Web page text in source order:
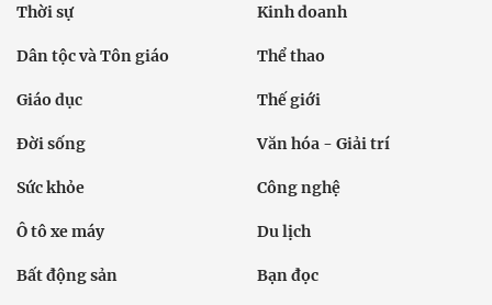
Thời sự Kinh doanh
Dân tộc và Tôn giáo Thể thao
Giáo dục Thế giới
Đời sống Văn hóa - Giải trí
Sức khỏe Công nghệ
Ô tô xe máy Du lịch
Bất động sản Bạn đọc